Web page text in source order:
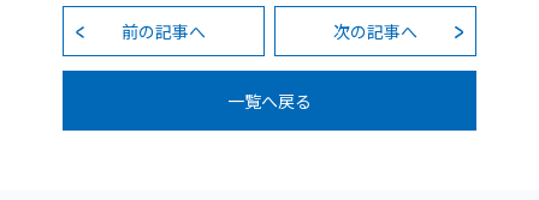
前の記事へ 次の記事へ
一覧へ戻る